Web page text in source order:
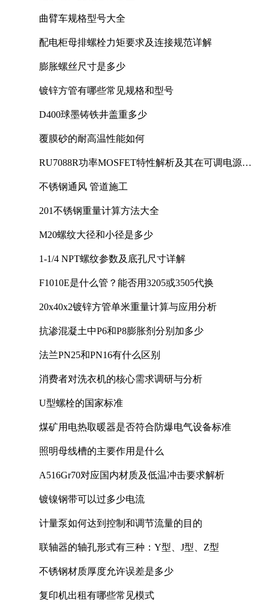
曲臂车规格型号大全
配电柜母排螺栓力矩要求及连接规范详解
膨胀螺丝尺寸是多少
镀锌方管有哪些常见规格和型号
D400球墨铸铁井盖重多少
覆膜砂的耐高温性能如何
RU7088R功率MOSFET特性解析及其在可调电源设
不锈钢通风 管道施工
201不锈钢重量计算方法大全
M20螺纹大径和小径是多少
1-1/4 NPT螺纹参数及底孔尺寸详解
F1010E是什么管？能否用3205或3505代换
20x40x2镀锌方管单米重量计算与应用分析
抗渗混凝土中P6和P8膨胀剂分别加多少
法兰PN25和PN16有什么区别
消费者对洗衣机的核心需求调研与分析
U型螺栓的国家标准
煤矿用电热取暖器是否符合防爆电气设备标准
照明母线槽的主要作用是什么
A516Gr70对应国内材质及低温冲击要求解析
镀镍钢带可以过多少电流
计量泵如何达到控制和调节流量的目的
联轴器的轴孔形式有三种：Y型、J型、Z型
不锈钢材质厚度允许误差是多少
复印机出租有哪些常见模式